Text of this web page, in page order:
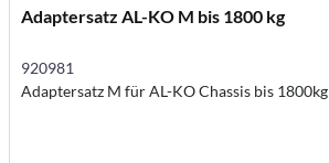
Adaptersatz AL-KO M bis 1800 kg
920981
Adaptersatz M für AL-KO Chassis bis 1800kg